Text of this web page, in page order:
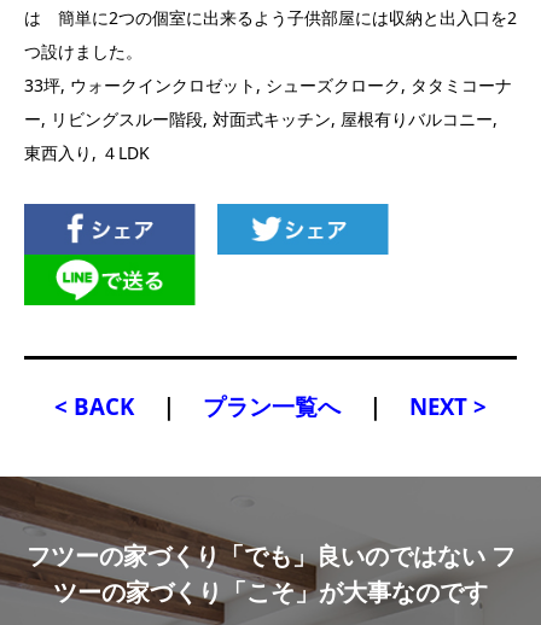
は 簡単に2つの個室に出来るよう子供部屋には収納と出入口を2
つ設けました。
33坪, ウォークインクロゼット, シューズクローク, タタミコーナ
ー, リビングスルー階段, 対面式キッチン, 屋根有りバルコニー,
東西入り, ４LDK
< BACK｜ プラン一覧へ｜ NEXT >
フツーの家づくり「でも」良いのではない フ
ツーの家づくり「こそ」が大事なのです